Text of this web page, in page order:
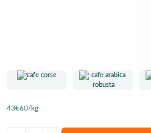
43€60/kg